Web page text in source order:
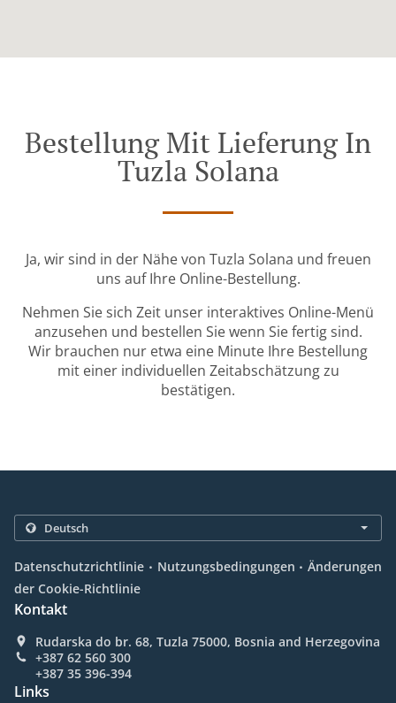
Bestellung Mit Lieferung In
Tuzla Solana
Ja, wir sind in der Nähe von Tuzla Solana und freuen
uns auf Ihre Online-Bestellung.
Nehmen Sie sich Zeit unser interaktives Online-Menü
anzusehen und bestellen Sie wenn Sie fertig sind.
Wir brauchen nur etwa eine Minute Ihre Bestellung
mit einer individuellen Zeitabschätzung zu
bestätigen.
Datenschutzrichtlinie . Nutzungsbedingungen . Änderungen
der Cookie-Richtlinie
Kontakt
Rudarska do br. 68, Tuzla 75000, Bosnia and Herzegovina
+387 62 560 300
+387 35 396-394
Links